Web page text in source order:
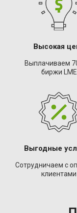
Высокая
Выплачиваем
биржи LME
Выгодные
Сотрудничаем с
клиентами